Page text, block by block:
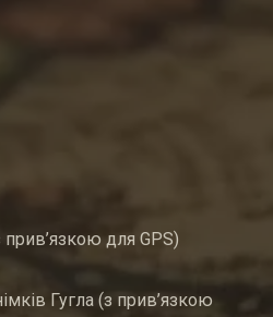
для GPS)
Гугла (з прив’язкою